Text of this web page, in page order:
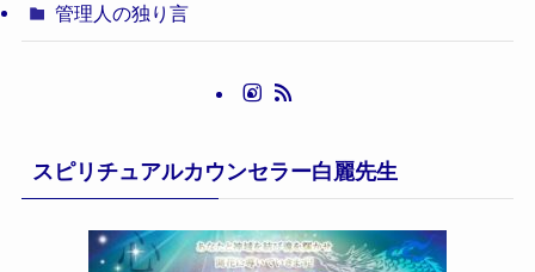
管理人の独り言
スピリチュアルカウンセラー白麗先生